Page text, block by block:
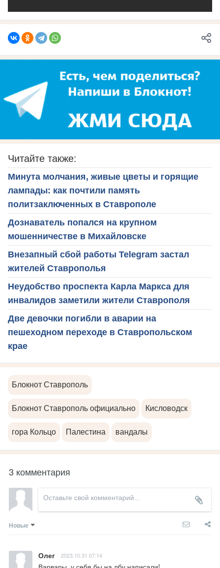
Читайте также:
Минута молчания, живые цветы и горящие
лампады: как почтили память
политзаключенных в Ставрополе
Дознаватель попался на крупном
мошенничестве в Михайловске
Внезапный сбой работы Telegram застал
жителей Ставрополья
Неудобство проспекта Карла Маркса для
инвалидов заметили жители Ставрополя
Две девочки погибли в аварии на
пешеходном переходе в Ставропольском
крае
Блокнот Ставрополь
Блокнот Ставрополь официально Кисловодск
гора Кольцо Палестина вандалы
3 комментария
Новые
Олег 2023.10.31 07:14